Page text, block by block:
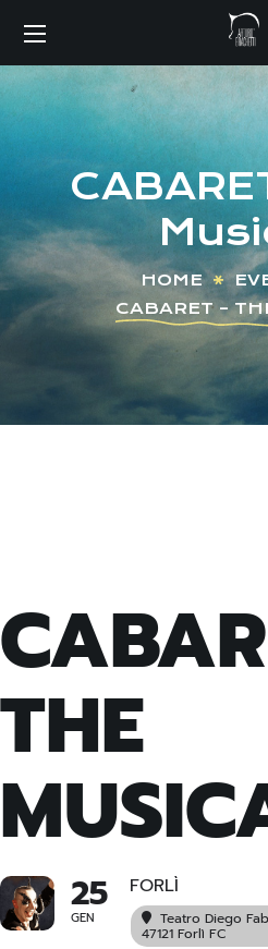
HOME
CABARET –
THE
25
GEN
FORLÌ
Teatro Diego
47121 Forlì FC